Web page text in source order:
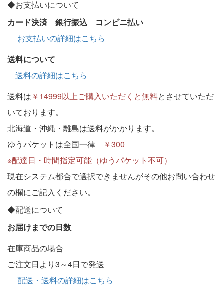
◆お支払いについて
カード決済 銀行振込 コンビニ払い
∟ お支払いの詳細はこちら
送料について
∟ 送料の詳細はこちら
送料は ￥14999以上ご購入いただくと無料とさせていただ
いております。
北海道・沖縄・離島は送料がかかります。
ゆうパケットは全国一律
￥300
※配達日・時間指定可能（ゆうパケット不可）
現在システム都合で選択できませんがその他お問い合わせ
の欄にご記入ください。
◆配送について
お届けまでの日数
在庫商品の場合
ご注文日より3～4日で発送
∟ 配送・送料の詳細はこちら